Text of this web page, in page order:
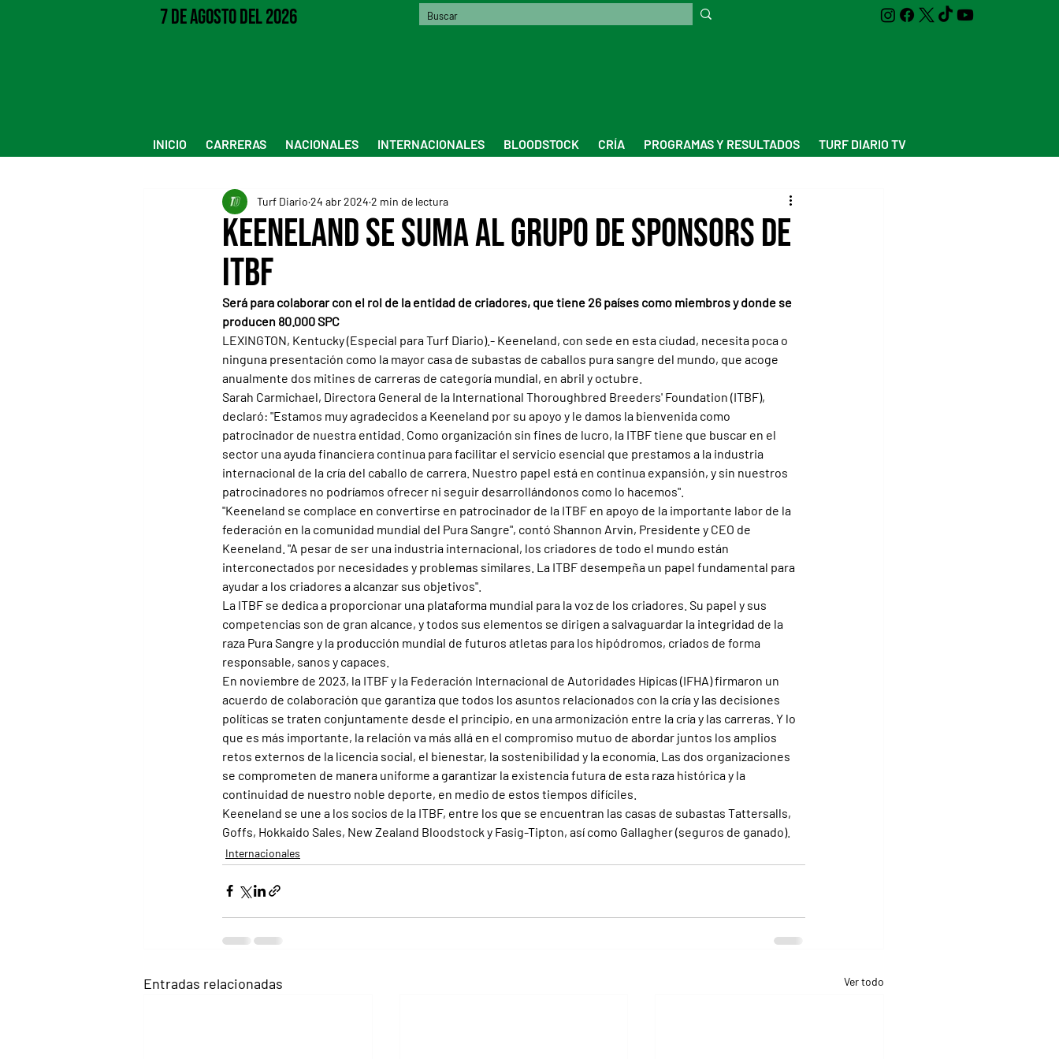
7 de Agosto del 2026
INICIO CARRERAS NACIONALES INTERNACIONALES BLOODSTOCK CRÍA PROGRAMAS Y RESULTADOS TURF DIARIO TV
Keeneland se suma al grupo de sponsors de
ITBF
Turf Diario 24 abr 2024 2 min de lectura
Será para colaborar con el rol de la entidad de criadores, que tiene 26 países como miembros y donde se
producen 80.000 SPC
LEXINGTON, Kentucky (Especial para Turf Diario).- Keeneland, con sede en esta ciudad, necesita poca o
ninguna presentación como la mayor casa de subastas de caballos pura sangre del mundo, que acoge
anualmente dos mitines de carreras de categoría mundial, en abril y octubre.
Sarah Carmichael, Directora General de la International Thoroughbred Breeders' Foundation (ITBF),
declaró: "Estamos muy agradecidos a Keeneland por su apoyo y le damos la bienvenida como
patrocinador de nuestra entidad. Como organización sin fines de lucro, la ITBF tiene que buscar en el
sector una ayuda financiera continua para facilitar el servicio esencial que prestamos a la industria
internacional de la cría del caballo de carrera. Nuestro papel está en continua expansión, y sin nuestros
patrocinadores no podríamos ofrecer ni seguir desarrollándonos como lo hacemos".
"Keeneland se complace en convertirse en patrocinador de la ITBF en apoyo de la importante labor de la
federación en la comunidad mundial del Pura Sangre", contó Shannon Arvin, Presidente y CEO de
Keeneland. "A pesar de ser una industria internacional, los criadores de todo el mundo están
interconectados por necesidades y problemas similares. La ITBF desempeña un papel fundamental para
ayudar a los criadores a alcanzar sus objetivos".
La ITBF se dedica a proporcionar una plataforma mundial para la voz de los criadores. Su papel y sus
competencias son de gran alcance, y todos sus elementos se dirigen a salvaguardar la integridad de la
raza Pura Sangre y la producción mundial de futuros atletas para los hipódromos, criados de forma
responsable, sanos y capaces.
En noviembre de 2023, la ITBF y la Federación Internacional de Autoridades Hípicas (IFHA) firmaron un
acuerdo de colaboración que garantiza que todos los asuntos relacionados con la cría y las decisiones
políticas se traten conjuntamente desde el principio, en una armonización entre la cría y las carreras. Y lo
que es más importante, la relación va más allá en el compromiso mutuo de abordar juntos los amplios
retos externos de la licencia social, el bienestar, la sostenibilidad y la economía. Las dos organizaciones
se comprometen de manera uniforme a garantizar la existencia futura de esta raza histórica y la
continuidad de nuestro noble deporte, en medio de estos tiempos difíciles.
Keeneland se une a los socios de la ITBF, entre los que se encuentran las casas de subastas Tattersalls,
Goffs, Hokkaido Sales, New Zealand Bloodstock y Fasig-Tipton, así como Gallagher (seguros de ganado).
Internacionales
Entradas relacionadas Ver todo